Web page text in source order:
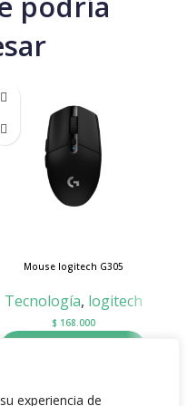
experiencia de
Mouse logitech G305
Tecnología, logitech
$168.000